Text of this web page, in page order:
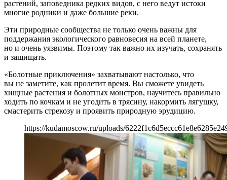
растений, заповедника редких видов, с него ведут истоки
многие родники и даже большие реки.
Эти природные сообщества не только очень важны для
поддержания экологического равновесия на всей планете,
но и очень уязвимы. Поэтому так важно их изучать, сохранять
и защищать.
«Болотные приключения» захватывают настолько, что
вы не заметите, как пролетит время. Вы сможете увидеть
хищные растения и болотных монстров, научитесь правильно
ходить по кочкам и не угодить в трясину, накормить лягушку,
смастерить стрекозу и проявить природную эрудицию.
https://kudamoscow.ru/uploads/